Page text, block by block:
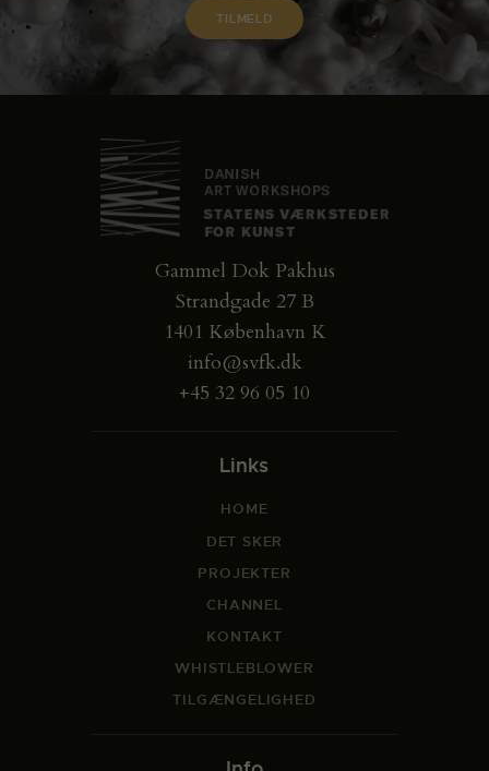
Gammel Dok Pakhus
Strandgade 27 B
1401 København K
info@svfk.dk
+45 32 96 05 10
Links
HOME
DET SKER
PROJEKTER
CHANNEL
KONTAKT
WHISTLEBLOWER
TILGÆNGELIGHED